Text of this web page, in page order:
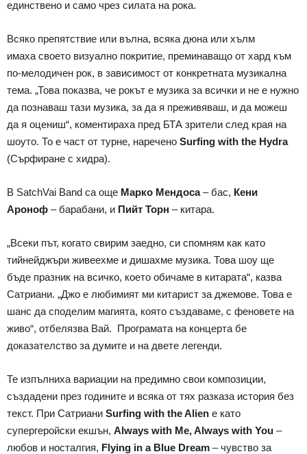
единствено и само чрез силата на рока.
Всяко препятствие или вълна, всяка дюна или хълм
имаха своето визуално покритие, преминаващо от хард към
по-мелодичен рок, в зависимост от конкретната музикална
тема. „Това показва, че рокът е музика за всички и не е нужно
да познаваш тази музика, за да я преживяваш, и да можеш
да я оцениш“, коментираха пред БТА зрители след края на
шоуто. То е част от турне, наречено Surfing with the Hydra
(Сърфиране с хидра).
В SatchVai Band са още Марко Мендоса– бас, Кени
Ароноф – барабани, и Пийт Торн – китара.
„Всеки път, когато свирим заедно, си спомням как като
тийнейджъри живеехме и дишахме музика. Това шоу ще
бъде празник на всичко, което обичаме в китарата“, казва
Сатриани. „Джо е любимият ми китарист за джемове. Това е
шанс да споделим магията, която създаваме, с феновете на
живо“, отбелязва Вай. Програмата на концерта бе
доказателство за думите и на двете легенди.
Те изпълниха вариации на предимно свои композиции,
създадени през годините и всяка от тях разказа история без
текст. При Сатриани Surfing with the Alien е като
супергеройски екшън, Always with Me, Always with You –
любов и носталгия, Flying in a Blue Dream – чувство за